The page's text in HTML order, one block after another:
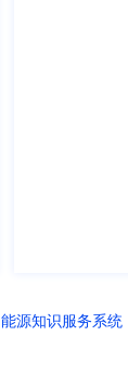
能源知识服务系统